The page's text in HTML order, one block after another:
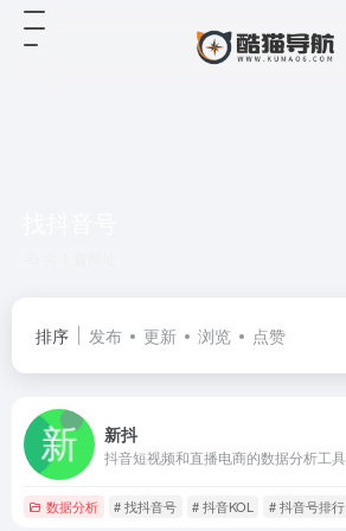
排序 发布 更新 浏览 点赞
新抖
抖音短视频和直播电商的数据分析工具
数据分析 # 找抖音号 # 抖音KOL # 抖音号排行